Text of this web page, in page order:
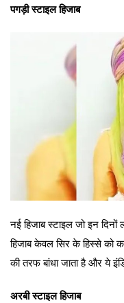
पगड़ी स्टाइल हिजाब
नई हिजाब स्टाइल जो इन दिनों
हिजाब केवल सिर के हिस्से को
की तरफ बांधा जाता है और ये
अरबी स्टाइल हिजाब